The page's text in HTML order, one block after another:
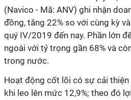
(Navico - Mã: ANV) ghi nhận
đồng, tăng 22% so với cùng kỳ
quý IV/2019 đến nay. Phần lớn
ngoài với tỷ trọng gần 68% và
trong nước.
Hoạt động cốt lõi có sự cải thiện
khi leo lên mức 12,9%; theo đó